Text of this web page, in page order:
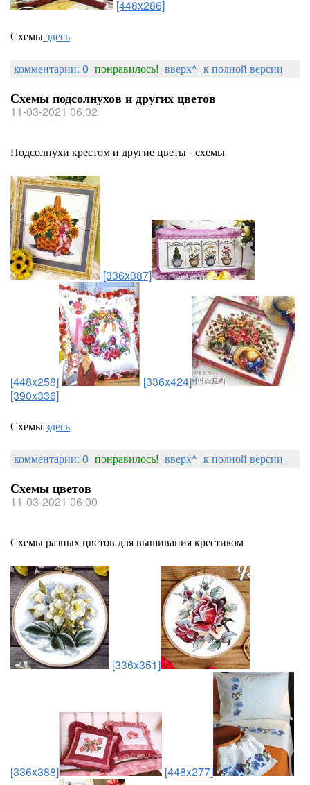
[448x286]
Схемыздесь
комментарии: 0 понравилось! вверх^ к полной версии
Схемы подсолнухов и других цветов
11-03-2021 06:02
Подсолнухи крестом и другие цветы - схемы
[336x387]
[448x258]
[336x424]
[390x336]
Схемыздесь
комментарии: 0 понравилось! вверх^ к полной версии
Схемы цветов
11-03-2021 06:00
Схемы разных цветов для вышивания крестиком
[336x351]
[336x388] [448x277]